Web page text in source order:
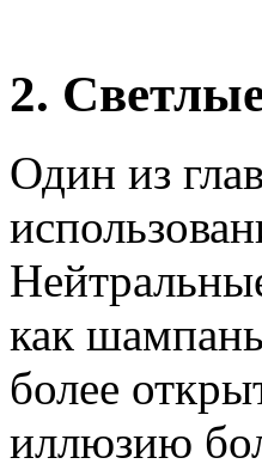
2.
Один из
как
более
иллюзию